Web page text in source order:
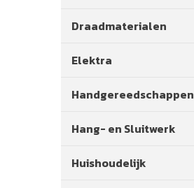
Draadmaterialen
Elektra
Handgereedschappen
Hang- en Sluitwerk
Huishoudelijk